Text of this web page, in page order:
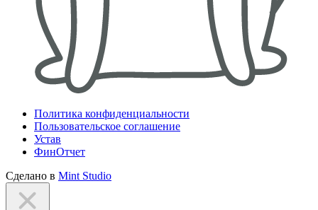
Политика конфиденциальности
Пользовательское соглашение
Устав
ФинОтчет
Сделано в Mint Studio